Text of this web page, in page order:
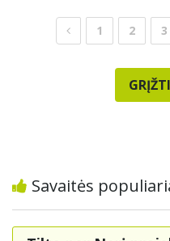
1 2 3
Savaitės